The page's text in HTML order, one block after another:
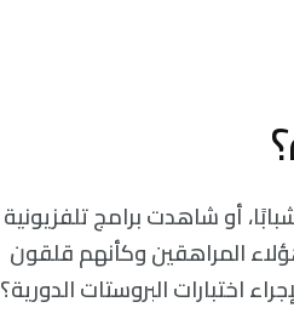
أو شاهدت برامج تلفزيونية
المراهقين وكأنهم قلقون
اختبارات البروستات الدورية؟